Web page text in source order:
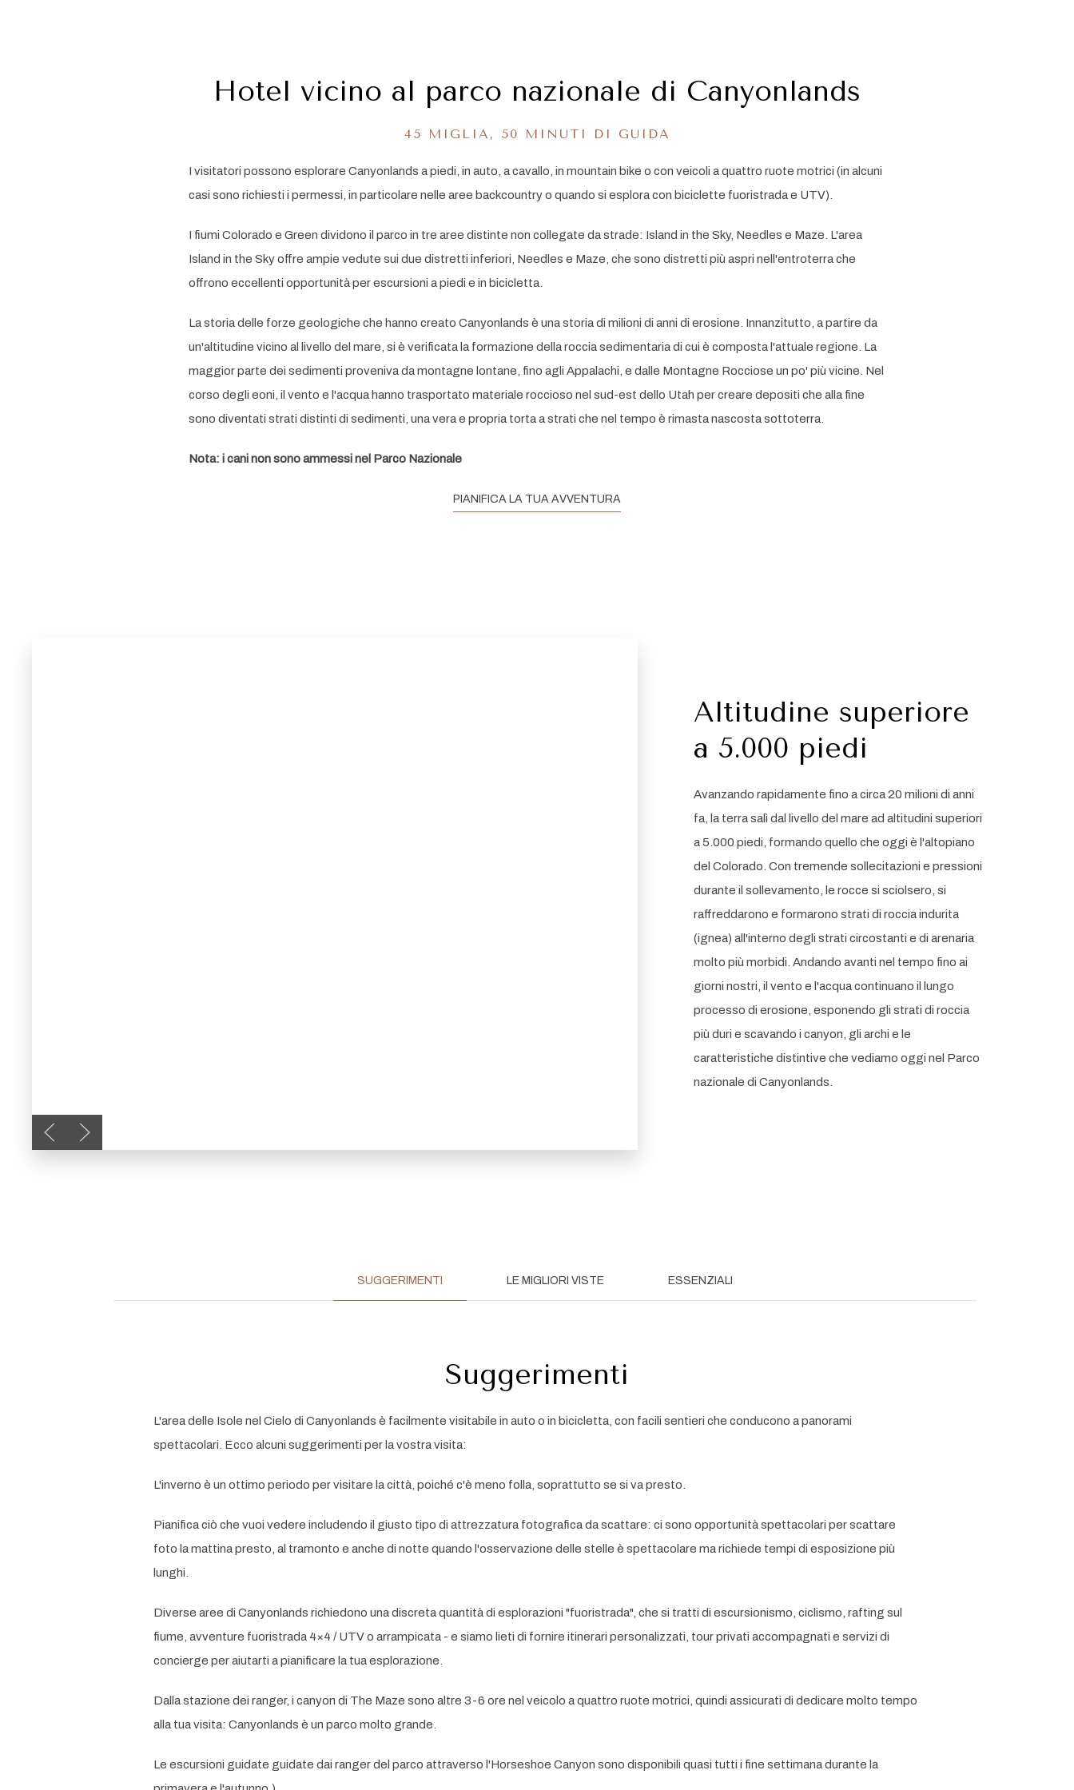
Hotel vicino al parco nazionale di Canyonlands
45 MIGLIA, 50 MINUTI DI GUIDA
I visitatori possono esplorare Canyonlands a piedi, in auto, a cavallo, in mountain bike o con veicoli a quattro ruote motrici (in alcuni
casi sono richiesti i permessi, in particolare nelle aree backcountry o quando si esplora con biciclette fuoristrada e UTV).
I fiumi Colorado e Green dividono il parco in tre aree distinte non collegate da strade: Island in the Sky, Needles e Maze. L'area
Island in the Sky offre ampie vedute sui due distretti inferiori, Needles e Maze, che sono distretti più aspri nell'entroterra che
offrono eccellenti opportunità per escursioni a piedi e in bicicletta.
La storia delle forze geologiche che hanno creato Canyonlands è una storia di milioni di anni di erosione. Innanzitutto, a partire da
un'altitudine vicino al livello del mare, si è verificata la formazione della roccia sedimentaria di cui è composta l'attuale regione. La
maggior parte dei sedimenti proveniva da montagne lontane, fino agli Appalachi, e dalle Montagne Rocciose un po' più vicine. Nel
corso degli eoni, il vento e l'acqua hanno trasportato materiale roccioso nel sud-est dello Utah per creare depositi che alla fine
sono diventati strati distinti di sedimenti, una vera e propria torta a strati che nel tempo è rimasta nascosta sottoterra.
Nota: i cani non sono ammessi nel Parco Nazionale
PIANIFICA LA TUA AVVENTURA
Previous slide
Next slide
Altitudine superiore
a 5.000 piedi
Avanzando rapidamente fino a circa 20 milioni di anni
fa, la terra salì dal livello del mare ad altitudini superiori
a 5.000 piedi, formando quello che oggi è l'altopiano
del Colorado. Con tremende sollecitazioni e pressioni
durante il sollevamento, le rocce si sciolsero, si
raffreddarono e formarono strati di roccia indurita
(ignea) all'interno degli strati circostanti e di arenaria
molto più morbidi. Andando avanti nel tempo fino ai
giorni nostri, il vento e l'acqua continuano il lungo
processo di erosione, esponendo gli strati di roccia
più duri e scavando i canyon, gli archi e le
caratteristiche distintive che vediamo oggi nel Parco
nazionale di Canyonlands.
SUGGERIMENTI LE MIGLIORI VISTE ESSENZIALI
Suggerimenti
L'area delle Isole nel Cielo di Canyonlands è facilmente visitabile in auto o in bicicletta, con facili sentieri che conducono a panorami
spettacolari. Ecco alcuni suggerimenti per la vostra visita:
L'inverno è un ottimo periodo per visitare la città, poiché c'è meno folla, soprattutto se si va presto.
Pianifica ciò che vuoi vedere includendo il giusto tipo di attrezzatura fotografica da scattare: ci sono opportunità spettacolari per scattare
foto la mattina presto, al tramonto e anche di notte quando l'osservazione delle stelle è spettacolare ma richiede tempi di esposizione più
lunghi.
Diverse aree di Canyonlands richiedono una discreta quantità di esplorazioni "fuoristrada", che si tratti di escursionismo, ciclismo, rafting sul
fiume, avventure fuoristrada 4×4 / UTV o arrampicata - e siamo lieti di fornire itinerari personalizzati, tour privati accompagnati e servizi di
concierge per aiutarti a pianificare la tua esplorazione.
Dalla stazione dei ranger, i canyon di The Maze sono altre 3-6 ore nel veicolo a quattro ruote motrici, quindi assicurati di dedicare molto tempo
alla tua visita: Canyonlands è un parco molto grande.
Le escursioni guidate guidate dai ranger del parco attraverso l'Horseshoe Canyon sono disponibili quasi tutti i fine settimana durante la